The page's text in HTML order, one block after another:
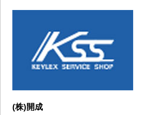
(株)開成